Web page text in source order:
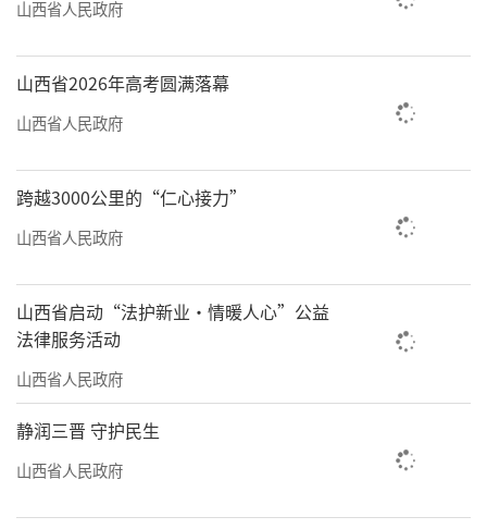
山西省人民政府
山西省2026年高考圆满落幕
山西省人民政府
跨越3000公里的“仁心接力”
山西省人民政府
山西省启动“法护新业·情暖人心”公益
法律服务活动
山西省人民政府
静润三晋 守护民生
山西省人民政府